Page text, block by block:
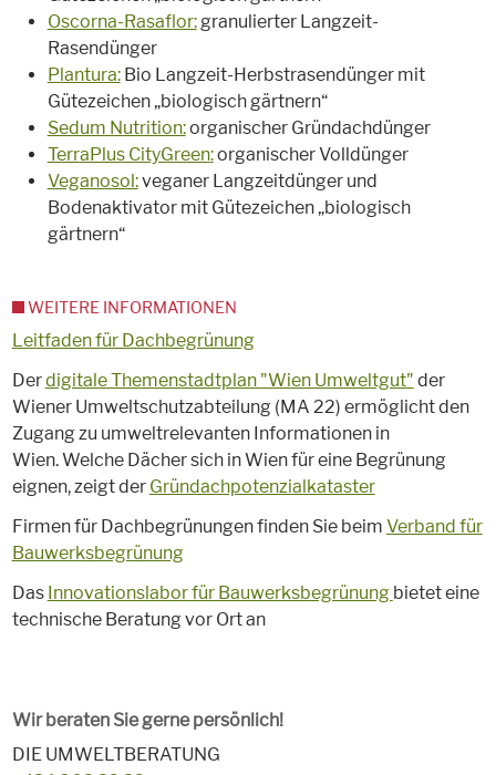
Oscorna-Rasaflor:granulierter Langzeit-
Rasendünger
Plantura:Bio Langzeit-Herbstrasendünger mit
Gütezeichen „biologisch gärtnern“
Sedum Nutrition:organischer Gründachdünger
TerraPlus CityGreen:organischer Volldünger
Veganosol:veganer Langzeitdünger und
Bodenaktivator mit Gütezeichen „biologisch
gärtnern“
WEITERE INFORMATIONEN
Leitfaden für Dachbegrünung
Derdigitale Themenstadtplan "Wien Umweltgut" der
Wiener Umweltschutzabteilung (MA 22) ermöglicht den
Zugang zu umweltrelevanten Informationen in
Wien. Welche Dächer sich in Wien für eine Begrünung
eignen, zeigt der Gründachpotenzialkataster
Firmen für Dachbegrünungen finden Sie beim Verband für
Bauwerksbegrünung
Das Innovationslabor für Bauwerksbegrünung bietet eine
technische Beratung vor Ort an
Wir beraten Sie gerne persönlich!
DIE UMWELTBERATUNG